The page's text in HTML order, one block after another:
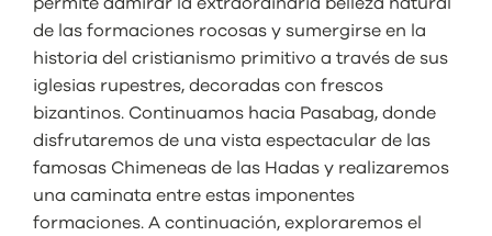
permite admirar la extraordinaria belleza natural
de las formaciones rocosas y sumergirse en la
historia del cristianismo primitivo a través de sus
iglesias rupestres, decoradas con frescos
bizantinos. Continuamos hacia Pasabag, donde
disfrutaremos de una vista espectacular de las
famosas Chimeneas de las Hadas y realizaremos
una caminata entre estas imponentes
formaciones. A continuación, exploraremos el